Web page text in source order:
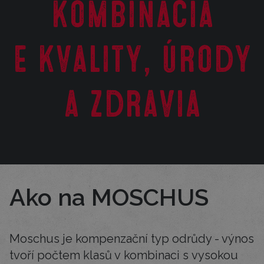
kombinácia
E kvality, úrody
a zdravia
Ako na MOSCHUS
Moschus je kompenzační typ odrůdy - výnos
tvoří počtem klasů v kombinaci s vysokou